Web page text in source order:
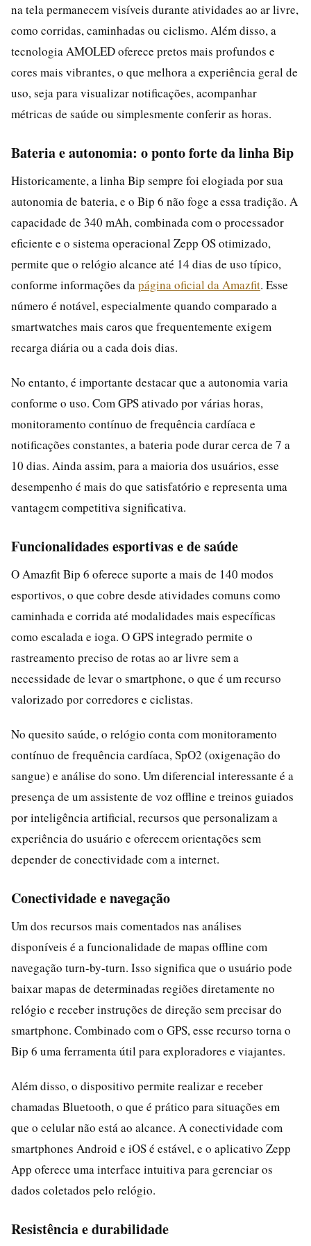
na tela permanecem visíveis durante atividades ao ar livre,
como corridas, caminhadas ou ciclismo. Além disso, a
tecnologia AMOLED oferece pretos mais profundos e
cores mais vibrantes, o que melhora a experiência geral de
uso, seja para visualizar notificações, acompanhar
métricas de saúde ou simplesmente conferir as horas.
Bateria e autonomia: o ponto forte da linha Bip
Historicamente, a linha Bip sempre foi elogiada por sua
autonomia de bateria, e o Bip 6 não foge a essa tradição. A
capacidade de 340 mAh, combinada com o processador
eficiente e o sistema operacional Zepp OS otimizado,
permite que o relógio alcance até 14 dias de uso típico,
conforme informações da página oficial da Amazfit. Esse
número é notável, especialmente quando comparado a
smartwatches mais caros que frequentemente exigem
recarga diária ou a cada dois dias.
No entanto, é importante destacar que a autonomia varia
conforme o uso. Com GPS ativado por várias horas,
monitoramento contínuo de frequência cardíaca e
notificações constantes, a bateria pode durar cerca de 7 a
10 dias. Ainda assim, para a maioria dos usuários, esse
desempenho é mais do que satisfatório e representa uma
vantagem competitiva significativa.
Funcionalidades esportivas e de saúde
O Amazfit Bip 6 oferece suporte a mais de 140 modos
esportivos, o que cobre desde atividades comuns como
caminhada e corrida até modalidades mais específicas
como escalada e ioga. O GPS integrado permite o
rastreamento preciso de rotas ao ar livre sem a
necessidade de levar o smartphone, o que é um recurso
valorizado por corredores e ciclistas.
No quesito saúde, o relógio conta com monitoramento
contínuo de frequência cardíaca, SpO2 (oxigenação do
sangue) e análise do sono. Um diferencial interessante é a
presença de um assistente de voz offline e treinos guiados
por inteligência artificial, recursos que personalizam a
experiência do usuário e oferecem orientações sem
depender de conectividade com a internet.
Conectividade e navegação
Um dos recursos mais comentados nas análises
disponíveis é a funcionalidade de mapas offline com
navegação turn-by-turn. Isso significa que o usuário pode
baixar mapas de determinadas regiões diretamente no
relógio e receber instruções de direção sem precisar do
smartphone. Combinado com o GPS, esse recurso torna o
Bip 6 uma ferramenta útil para exploradores e viajantes.
Além disso, o dispositivo permite realizar e receber
chamadas Bluetooth, o que é prático para situações em
que o celular não está ao alcance. A conectividade com
smartphones Android e iOS é estável, e o aplicativo Zepp
App oferece uma interface intuitiva para gerenciar os
dados coletados pelo relógio.
Resistência e durabilidade